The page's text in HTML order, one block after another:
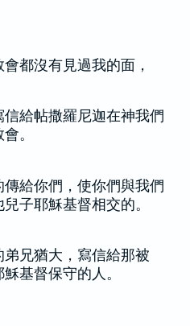
都沒有見過我的面，
給帖撒羅尼迦在神我們
。
給你們，使你們與我們
子耶穌基督相交的。
兄猶大，寫信給那被
基督保守的人。